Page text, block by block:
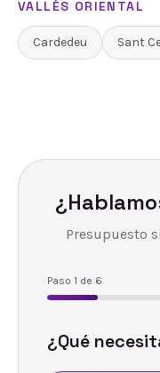
VALLÈS ORIENTAL
Cardedeu Sant
Presupuesto
Paso 1 de 6
¿Qué